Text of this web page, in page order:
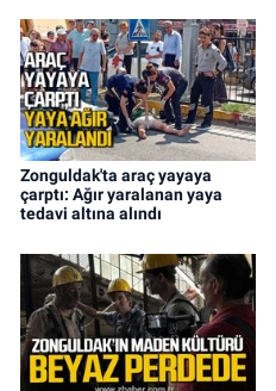
Zonguldak'ta araç yayaya
çarptı: Ağır yaralanan yaya
tedavi altına alındı